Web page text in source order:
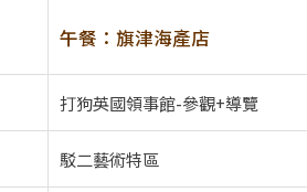
午餐：旗津海產店
打狗英國領事館-參觀+導覽
駁二藝術特區